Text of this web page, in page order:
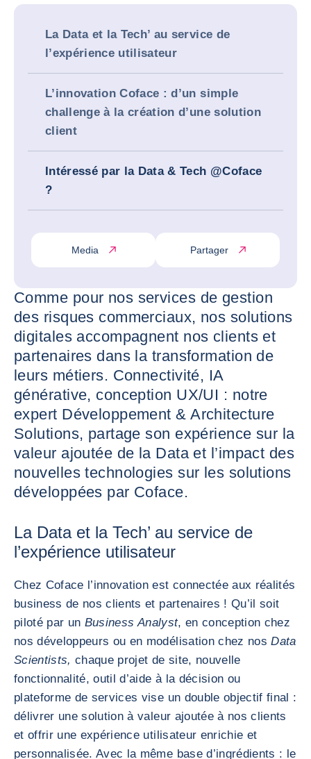
La Data et la Tech’ au service de
l’expérience utilisateur
L’innovation Coface : d’un simple
challenge à la création d’une solution
client
Intéressé par la Data & Tech @Coface
?
Media Partager
Comme pour nos services de gestion
des risques commerciaux, nos solutions
digitales accompagnent nos clients et
partenaires dans la transformation de
leurs métiers. Connectivité, IA
générative, conception UX/UI : notre
expert Développement & Architecture
Solutions, partage son expérience sur la
valeur ajoutée de la Data et l’impact des
nouvelles technologies sur les solutions
développées par Coface.
La Data et la Tech’ au service de
l’expérience utilisateur
Chez Coface l’innovation est connectée aux réalités
business de nos clients et partenaires ! Qu’il soit
piloté par un Business Analyst, en conception chez
nos développeurs ou en modélisation chez nosData
Scientists, chaque projet de site, nouvelle
fonctionnalité, outil d’aide à la décision ou
plateforme de services vise un double objectif final :
délivrer une solution à valeur ajoutée à nos clients
et offrir une expérience utilisateur enrichie et
personnalisée. Avec la même base d’ingrédients : le